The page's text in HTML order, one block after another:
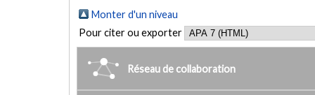
Monter d'un niveau
Pour citer ou exporter
Réseau de collaboration